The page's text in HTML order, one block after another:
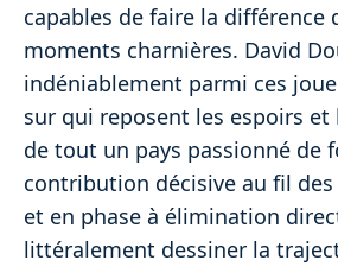
capables de faire la différence
moments charnières. David
indéniablement parmi ces
sur qui reposent les espoirs et
de tout un pays passionné de
contribution décisive au fil
et en phase à élimination
littéralement dessiner la